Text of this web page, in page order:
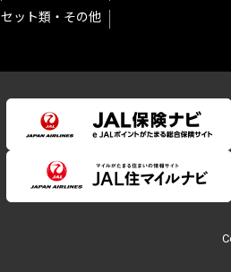
セット類・その他